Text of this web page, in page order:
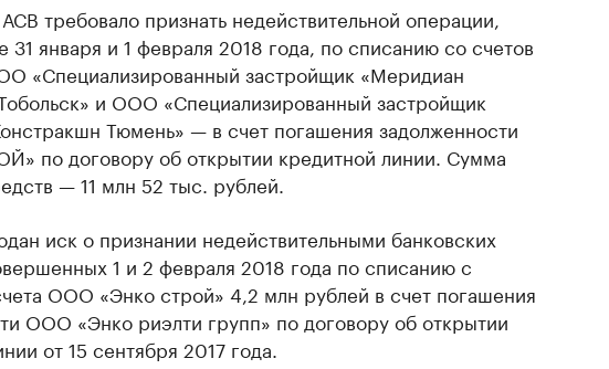
требовало признать недействительной операции,
января и 1 февраля 2018 года, по списанию со счетов
«Специализированный застройщик «Меридиан
и ООО «Специализированный застройщик
Тюмень» — в счет погашения задолженности
по договору об открытии кредитной линии. Сумма
— 11 млн 52 тыс. рублей.
иск о признании недействительными банковских
1 и 2 февраля 2018 года по списанию с
ООО «Энко строй» 4,2 млн рублей в счет погашения
ООО «Энко риэлти групп» по договору об открытии
от 15 сентября 2017 года.